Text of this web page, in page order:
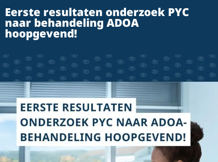
Eerste resultaten onderzoek PYC
naar behandeling ADOA
hoopgevend!